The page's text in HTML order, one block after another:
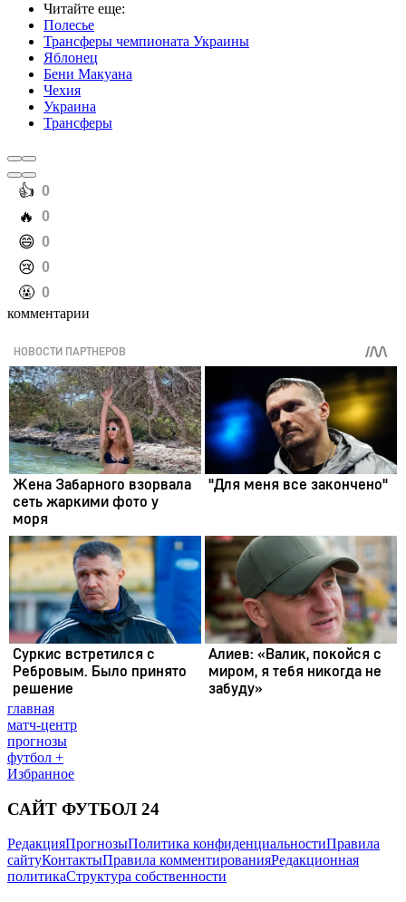
Читайте еще:
Полесье
Трансферы чемпионата Украины
Яблонец
Бени Макуана
Чехия
Украина
Трансферы
️👍 0
️🔥 0
️😄 0
️😢 0
️🤬 0
комментарии
главная
матч-центр
прогнозы
футбол +
Избранное
САЙТ ФУТБОЛ 24
РедакцияПрогнозыПолитика конфиденциальностиПравила
сайтуКонтактыПравила комментированияРедакционная
политикаСтруктура собственности